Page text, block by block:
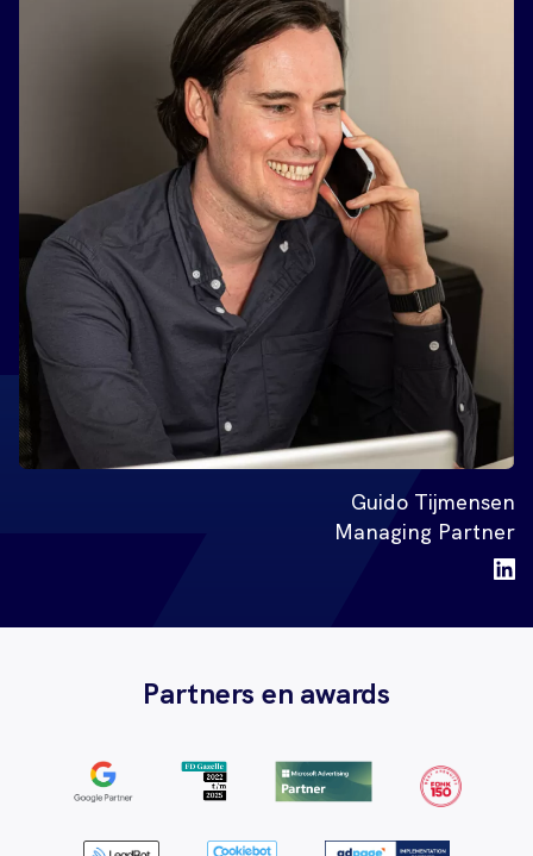
Guido Tijmensen
Managing Partner
Partners en awards